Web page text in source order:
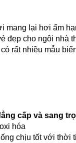
mang lại hơi ấm
đẹp cho ngôi nhà
rất nhiều mẫu
cấp và sang
hóa
chịu tốt với thời